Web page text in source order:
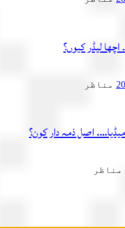
اچھا لیڈر کیوں؟
مناظر
اصل ذمہ دار کون؟
مناظر